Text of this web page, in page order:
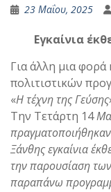
23 Μαΐου, 2025
Εγκαίνια
Για άλλη μια
πολιτιστικών
«Η τέχνη της Γεύσης
Την Τετάρτη 14
Ξάνθης εγκαίνια
την παρουσίαση
παραπάνω